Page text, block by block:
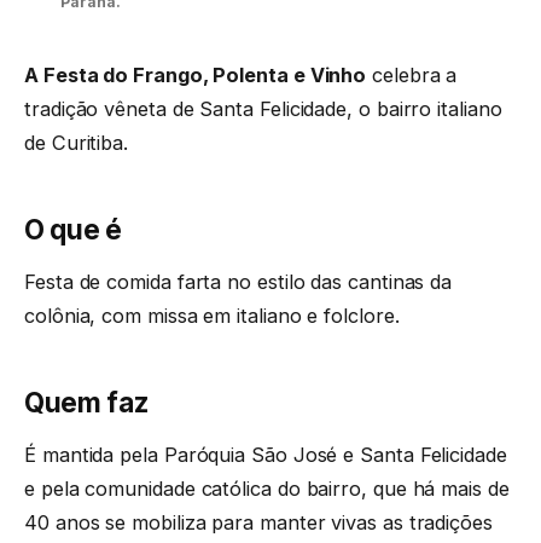
A Festa do Frango, Polenta e Vinho celebra a
tradição vêneta de Santa Felicidade, o bairro italiano
de Curitiba.
O que é
Festa de comida farta no estilo das cantinas da
colônia, com missa em italiano e folclore.
Quem faz
É mantida pela Paróquia São José e Santa Felicidade
e pela comunidade católica do bairro, que há mais de
40 anos se mobiliza para manter vivas as tradições